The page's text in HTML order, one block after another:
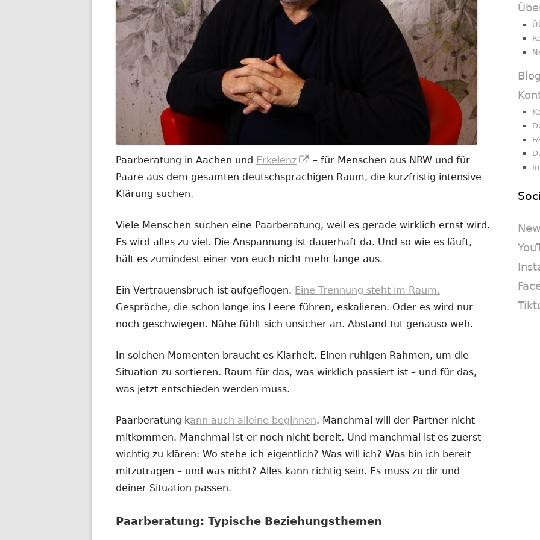
Paarberatung in Aachen und Erkelenz
In
neuem
– für Menschen aus NRW und für
Paare aus dem gesamten deutschsprachigen Raum, die kurzfristig intensive
Klärung suchen.
Viele Menschen suchen eine Paarberatung, weil es gerade wirklich ernst wird.
Es wird alles zu viel. Die Anspannung ist dauerhaft da. Und so wie es läuft,
hält es zumindest einer von euch nicht mehr lange aus.
Ein Vertrauensbruch ist aufgeflogen. Eine Trennung steht im Raum.
Gespräche, die schon lange ins Leere führen, eskalieren. Oder es wird nur
noch geschwiegen. Nähe fühlt sich unsicher an. Abstand tut genauso weh.
In solchen Momenten braucht es Klarheit. Einen ruhigen Rahmen, um die
Situation zu sortieren. Raum für das, was wirklich passiert ist – und für das,
was jetzt entschieden werden muss.
Paarberatung kann auch alleine beginnen. Manchmal will der Partner nicht
mitkommen. Manchmal ist er noch nicht bereit. Und manchmal ist es zuerst
wichtig zu klären: Wo stehe ich eigentlich? Was will ich? Was bin ich bereit
mitzutragen – und was nicht? Alles kann richtig sein. Es muss zu dir und
deiner Situation passen.
Paarberatung: Typische Beziehungsthemen
Blog